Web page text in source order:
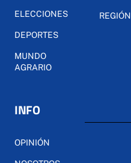
ELECCIONES
DEPORTES
MUNDO
AGRARIO
REGIÓN
INFO
OPINIÓN